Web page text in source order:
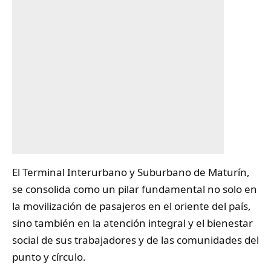
El Terminal Interurbano y Suburbano de Maturín,
se consolida como un pilar fundamental no solo en
la movilización de pasajeros en el oriente del país,
sino también en la atención integral y el bienestar
social de sus trabajadores y de las comunidades del
punto y círculo.